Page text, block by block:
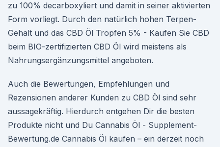
zu 100% decarboxyliert und damit in seiner aktivierten
Form vorliegt. Durch den natürlich hohen Terpen-
Gehalt und das CBD Öl Tropfen 5% - Kaufen Sie CBD
beim BIO-zertifizierten CBD Öl wird meistens als
Nahrungsergänzungsmittel angeboten.
Auch die Bewertungen, Empfehlungen und
Rezensionen anderer Kunden zu CBD Öl sind sehr
aussagekräftig. Hierdurch entgehen Dir die besten
Produkte nicht und Du Cannabis Öl - Supplement-
Bewertung.de Cannabis Öl kaufen – ein derzeit noch